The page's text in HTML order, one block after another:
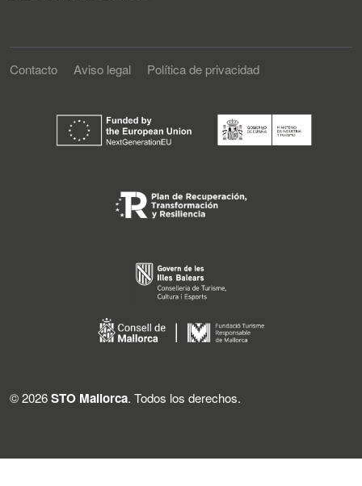
Contacto Aviso legal Política de privacidad
© 2026STO Mallorca. Todos los derechos.